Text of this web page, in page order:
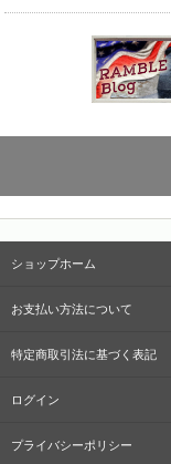
ショップホーム
お支払い方法について
特定商取引法に基づく表記
ログイン
プライバシーポリシー